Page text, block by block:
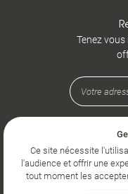
Tenez
Ce site nécessite
l'audience et offrir une
tout moment les